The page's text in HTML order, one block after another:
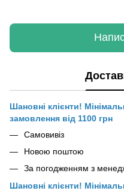
Шановні клієнти!
замовлення від 1100 грн
Самовивіз
Новою поштою
За погодженням з
Шановні клієнти!